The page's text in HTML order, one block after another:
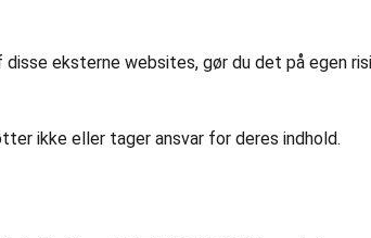
eksterne websites, gør du det på egen
ikke eller tager ansvar for deres indhold.